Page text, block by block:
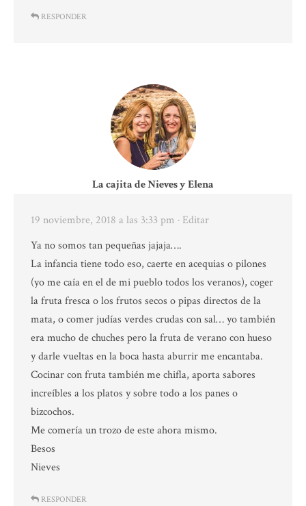
RESPONDER
La cajita de Nieves y Elena
19 noviembre, 2018 a las 3:33 pm · Editar
Ya no somos tan pequeñas jajaja….
La infancia tiene todo eso, caerte en acequias o pilones
(yo me caía en el de mi pueblo todos los veranos), coger
la fruta fresca o los frutos secos o pipas directos de la
mata, o comer judías verdes crudas con sal… yo también
era mucho de chuches pero la fruta de verano con hueso
y darle vueltas en la boca hasta aburrir me encantaba.
Cocinar con fruta también me chifla, aporta sabores
increíbles a los platos y sobre todo a los panes o
bizcochos.
Me comería un trozo de este ahora mismo.
Besos
Nieves
RESPONDER